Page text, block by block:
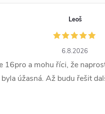
Leoš
6.8.2026
16pro a mohu říci, že
úžasná. Až budu řešit